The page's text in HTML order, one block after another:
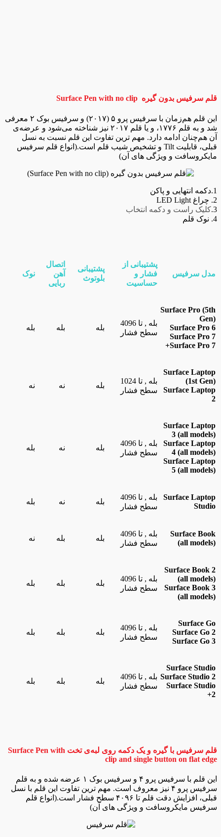
قلم سرفیس بدون گیره Surface Pen with no clip
این قلم هم‌زمان با سرفیس پرو ۵ (۲۰۱۷) و سرفیس بوک ۲ معرفی
شد و به قلم ۱۷۷۶، و یا قلم ۲۰۱۷ نیز شناخته می‌شود و عرضه‌‌ی
آن هم‌چنان ادامه دارد. مهم ترین تفاوت این قلم نسبت به نسل
قبلی، قابلیت Tilt و تشخیص شیب قلم است.(انواع قلم سرفیس
مایکروسافت و ویژگی های آن)
1.دکمه انتهایی و پاکن
2. چراغ LED Light
3. کلیک راست و دکمه انتخاب
4. نوک قلم
مدل سرفیس
پشتیبانی از
فشار و
حساسیت
پشتیبانی
بلوتوث
اتصال
آهن
ربایی
نوک
Surface Pro (5th
Gen)
Surface Pro 6
Surface Pro 7
Surface Pro 7+
بله , تا 4096
سطح فشار
بله بله بله
Surface Laptop
(1st Gen)
Surface Laptop
2
بله , تا 1024
سطح فشار
بله نه نه
Surface Laptop
3 (all models)
Surface Laptop
4 (all models)
Surface Laptop
5 (all models)
بله , تا 4096
سطح فشار
بله نه بله
Surface Laptop
Studio
بله , تا 4096
سطح فشار
بله نه بله
Surface Book
(all models)
بله , تا 4096
سطح فشار
بله بله نه
Surface Book 2
(all models)
Surface Book 3
(all models)
بله , تا 4096
سطح فشار
بله بله بله
Surface Go
Surface Go 2
Surface Go 3
بله , تا 4096
سطح فشار
بله بله بله
Surface Studio
Surface Studio 2
Surface Studio
2+
بله , تا 4096
سطح فشار
بله بله بله
قلم سرفیس با گیره و یک دکمه روی لبه‌ی تخت Surface Pen with
clip and single button on flat edge
این قلم با سرفیس پرو ۴ و سرفیس بوک ۱ عرضه شده و به قلم
سرفیس پرو ۴ نیز معروف است. مهم ترین تفاوت این قلم با نسل
قبلی، افزایش دقت قلم تا ۴۰۹۶ سطح فشار است.(انواع قلم
سرفیس مایکروسافت و ویژگی های آن)